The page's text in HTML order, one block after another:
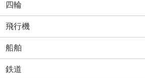
四輪
飛行機
船舶
鉄道